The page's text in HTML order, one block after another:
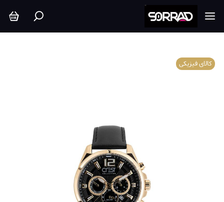
کالای فیزیکی